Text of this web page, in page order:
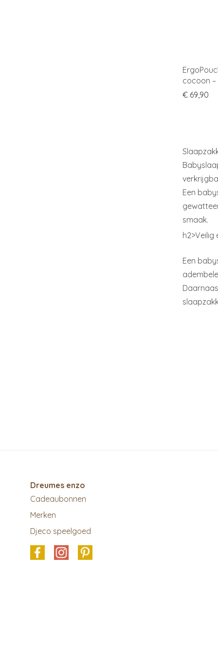
cocoon –
€69,90
Een
smaak.
h2>Veilig
Een
Dreumes enzo
Cadeaubonnen
Merken
Djeco speelgoed